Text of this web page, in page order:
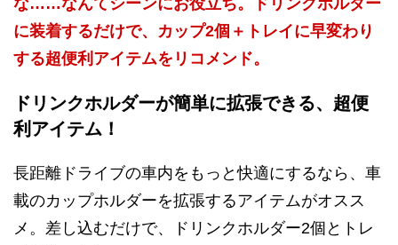
に装着するだけで、カップ2個＋トレイに早変わり
する超便利アイテムをリコメンド。
ドリンクホルダーが簡単に拡張できる、超便
利アイテム！
長距離ドライブの車内をもっと快適にするなら、車
載のカップホルダーを拡張するアイテムがオスス
メ。差し込むだけで、ドリンクホルダー2個とトレ